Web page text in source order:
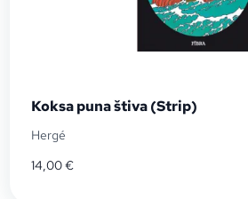
Koksa puna štiva (Strip)
Hergé
14,00€